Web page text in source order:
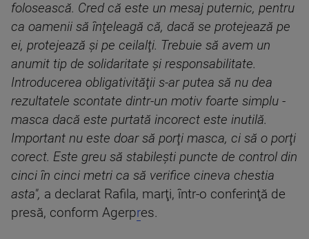
folosească. Cred că este un mesaj puternic, pentru
ca oamenii să înţeleagă că, dacă se protejează pe
ei, protejează şi pe ceilalţi. Trebuie să avem un
anumit tip de solidaritate şi responsabilitate.
Introducerea obligativităţii s-ar putea să nu dea
rezultatele scontate dintr-un motiv foarte simplu -
masca dacă este purtată incorect este inutilă.
Important nu este doar să porţi masca, ci să o porţi
corect. Este greu să stabileşti puncte de control din
cinci în cinci metri ca să verifice cineva chestia
asta", a declarat Rafila, marţi, într-o conferinţă de
presă, conform Agerpres.